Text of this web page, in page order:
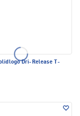
Dri-Release T-